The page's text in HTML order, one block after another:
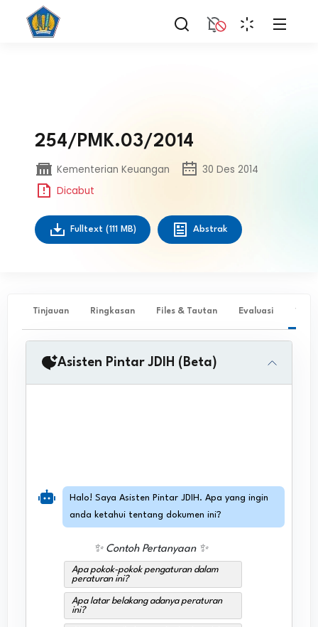
254/PMK.03/2014
Kementerian Keuangan
30 Des 2014
Dicabut
Fulltext (111 MB) Abstrak
Tinjauan Ringkasan Files & Tautan Evaluasi ✨
Asisten Pintar JDIH (Beta)
✨ Contoh Pertanyaan ✨
Apa pokok-pokok pengaturan dalam
peraturan ini?
Apa latar belakang adanya peraturan
ini?
Halo! Saya Asisten Pintar JDIH. Apa yang ingin
anda ketahui tentang dokumen ini?